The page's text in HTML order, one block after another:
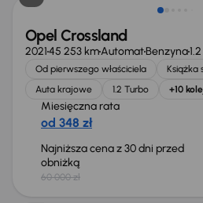
Opel Crossland
202145 253 kmAutomatBenzyna
Od pierwszego właściciela
Książka
Auta krajowe
1.2 Turbo +10
Miesięczna rata
od 348 zł
Najniższa cena z 30 dni przed
obniżką
60 000 zł